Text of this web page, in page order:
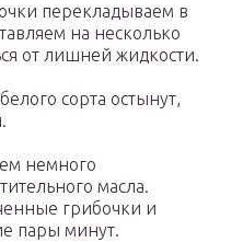
перекладываем в
на несколько
от лишней жидкости.
сорта остынут,
немного
масла.
грибочки и
пары минут.